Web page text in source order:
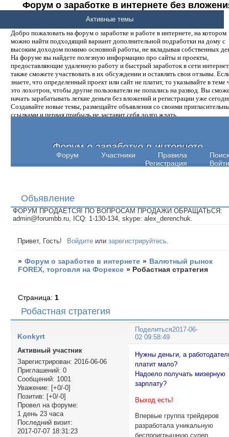
Форум о заработке в интернете без
денег.
Добро пожаловать на форум о заработке и работе в интернете, на котором
можно найти подходящий вариант дополнительной подработки на дому с
высоким доходом помимо основной работы, не вкладывая собственных
На форуме вы найдете полезную информацию про сайты и проекты,
предоставляющие удаленную работу и быстрый заработок в сети
также сможете участвовать в их обсуждении и оставлять свои отзывы.
знаете, что определенный проект или сайт не платит, то указывайте в теме
это лохотрон, чтобы другие пользователи не попались на развод. Вы
начать зарабатывать легкие деньги без вложений и регистрации уже
Создавайте новые темы, размещайте объявления со своими
ссылками и первая прибыль не заставит себя долго ждать.
Форум о заработке в интернете
Форум Участники Правила
Поиск
Регистрация
Войти
Активные темы
Объявление
ФОРУМ ПРОДАЕТСЯ! ПО ВОПРОСАМ ПРОДАЖИ ОБРАЩАТЬСЯ:
admin@forumbb.ru, ICQ: 1-130-134, skype: alex_derenchuk.
Привет, Гость! Войдите илизарегистрируйтесь
» Форум о заработке в интернете » Валютный рынок
FOREX, торговля на Форексе » Робастная стратегия
Робастная стратегия
Страница: 1
Поделиться2017-06-
02 09:58:49
Konkyrt
Активный участник
Зарегистрирован: 2016-06-06
Приглашений: 0
Сообщений: 1001
Уважение: [+0/-0]
Позитив: [+0/-0]
Провел на форуме:
1 день 23 часа
Последний визит:
2017-07-07 18:31:23
Нужны деньги, а
платит мало?
Надоело получать мизерную
зарплату?
Выход есть!
Впервые группа трейдеров
разработала уникальную
беспроигрышную супер